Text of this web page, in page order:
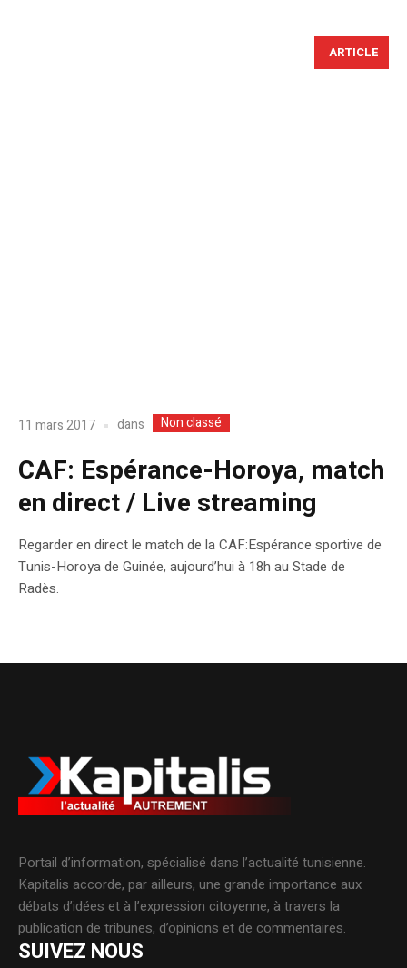
ARTICLE
11 mars 2017 dans Non classé
CAF: Espérance-Horoya, match
en direct / Live streaming
Regarder en direct le match de la CAF:Espérance sportive de
Tunis-Horoya de Guinée, aujourd’hui à 18h au Stade de
Radès.
Portail d’information, spécialisé dans l’actualité tunisienne.
Kapitalis accorde, par ailleurs, une grande importance aux
débats d’idées et à l’expression citoyenne, à travers la
publication de tribunes, d’opinions et de commentaires.
SUIVEZ NOUS